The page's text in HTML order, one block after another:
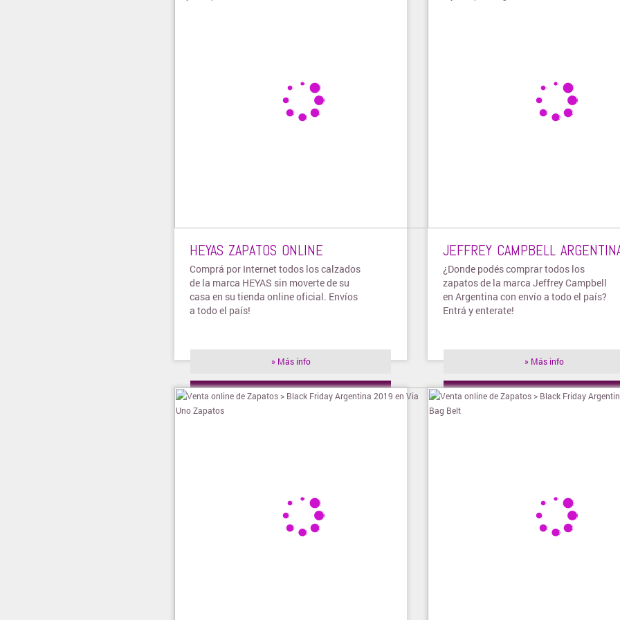
HEYAS ZAPATOS ONLINE
Comprá por Internet todos los calzados
de la marca HEYAS sin moverte de su
casa en su tienda online oficial. Envíos
a todo el país!
» Más info
» Visitar tienda
JEFFREY CAMPBELL
¿Donde podés comprar todos los
zapatos de la marca Jeffrey Campbell
en Argentina con envío a todo el país?
Entrá y enterate!
» Más info
» Visitar tienda